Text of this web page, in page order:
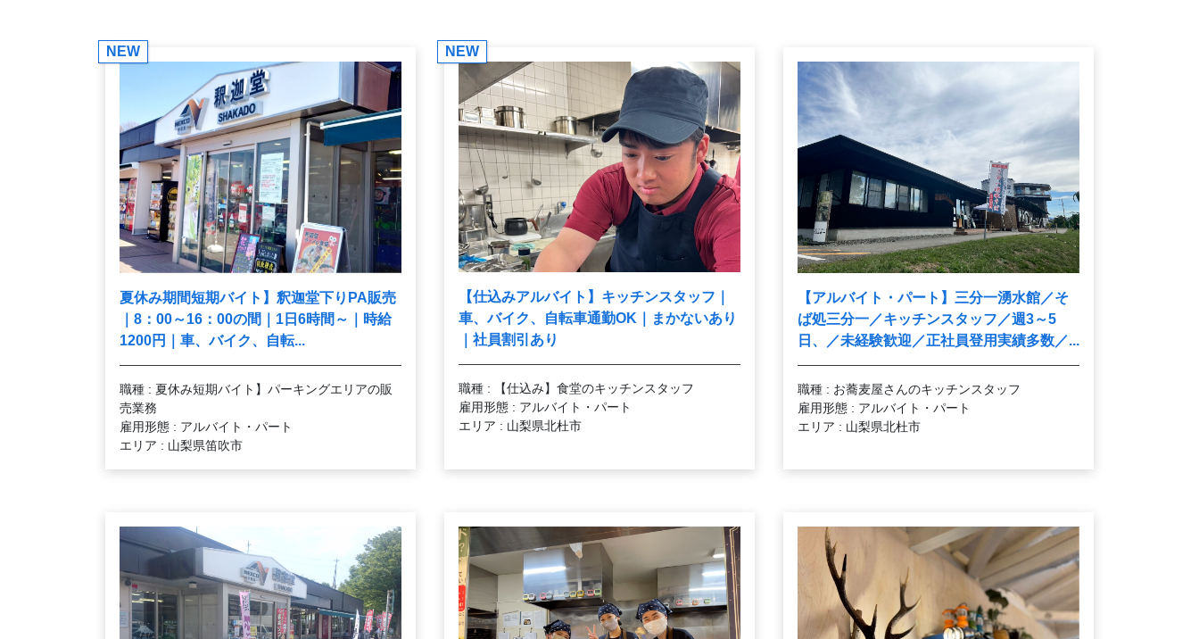
NEW
夏休み期間短期バイト】釈迦堂下りPA販売
｜8：00～16：00の間｜1日6時間～｜時給
1200円｜車、バイク、自転...
職種 : 夏休み短期バイト】パーキングエリアの販
売業務
雇用形態 : アルバイト・パート
エリア : 山梨県笛吹市
NEW
【仕込みアルバイト】キッチンスタッフ｜
車、バイク、自転車通勤OK｜まかないあり
｜社員割引あり
職種 : 【仕込み】食堂のキッチンスタッフ
雇用形態 : アルバイト・パート
エリア : 山梨県北杜市
【アルバイト・パート】三分一湧水館／そ
ば処三分一／キッチンスタッフ／週3～5
日、／未経験歓迎／正社員登用実績多数／...
職種 : お蕎麦屋さんのキッチンスタッフ
雇用形態 : アルバイト・パート
エリア : 山梨県北杜市